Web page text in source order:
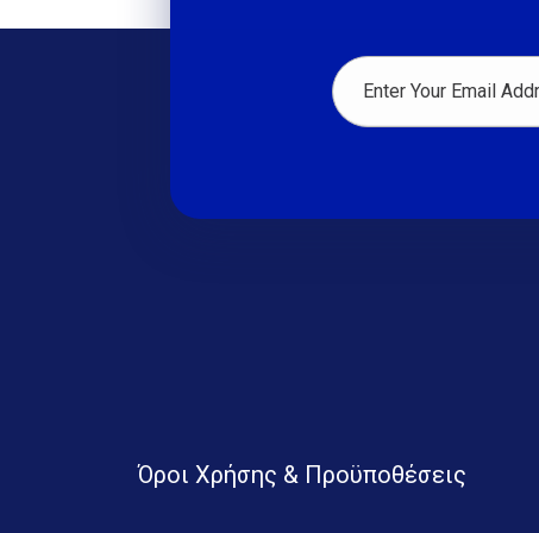
Όροι Χρήσης & Προϋποθέσεις